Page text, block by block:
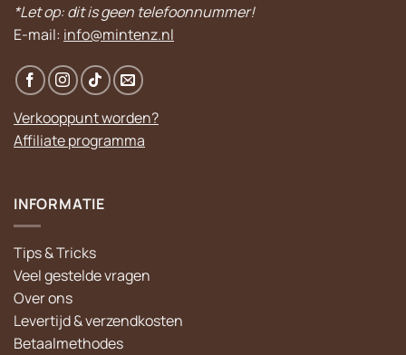
*Let op: dit is geen telefoonnummer!
E-mail: info@mintenz.nl
Verkooppunt worden?
Affiliate programma
INFORMATIE
Tips & Tricks
Veel gestelde vragen
Over ons
Levertijd & verzendkosten
Betaalmethodes